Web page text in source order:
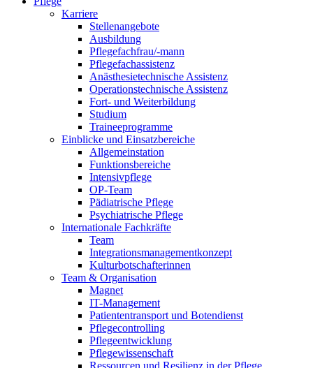
Karriere
Stellenangebote
Ausbildung
Pflegefachfrau/-mann
Pflegefachassistenz
Anästhesietechnische Assistenz
Operationstechnische Assistenz
Fort- und Weiterbildung
Studium
Traineeprogramme
Einblicke und Einsatzbereiche
Allgemeinstation
Funktionsbereiche
Intensivpflege
OP-Team
Pädiatrische Pflege
Psychiatrische Pflege
Internationale Fachkräfte
Team
Integrationsmanagementkonzept
Kulturbotschafterinnen
Team & Organisation
Magnet
IT-Management
Patiententransport und Botendienst
Pflegecontrolling
Pflegeentwicklung
Pflegewissenschaft